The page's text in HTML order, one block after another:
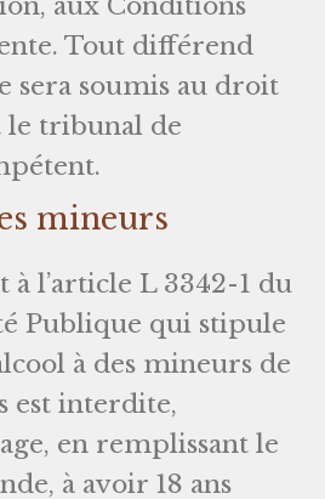
aux Conditions
Tout différend
sera soumis au droit
le tribunal de
mineurs
l’article L 3342-1 du
Publique qui stipule
à des mineurs de
est interdite,
en remplissant le
à avoir 18 ans